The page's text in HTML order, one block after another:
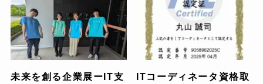
未来を創る企業展ーIT支
ITコーディネータ資格取